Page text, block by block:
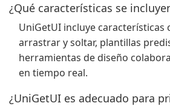
¿Qué características se
UniGetUI incluye características
arrastrar y soltar, plantillas
herramientas de diseño
en tiempo real.
¿UniGetUI es adecuado para